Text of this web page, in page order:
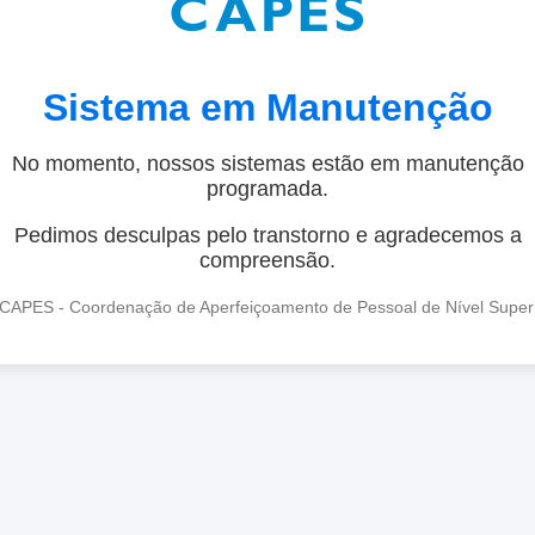
Sistema em Manutenção
No momento, nossos sistemas estão em manutenção
programada.
Pedimos desculpas pelo transtorno e agradecemos a
compreensão.
- Coordenação de Aperfeiçoamento de Pessoal de Nível